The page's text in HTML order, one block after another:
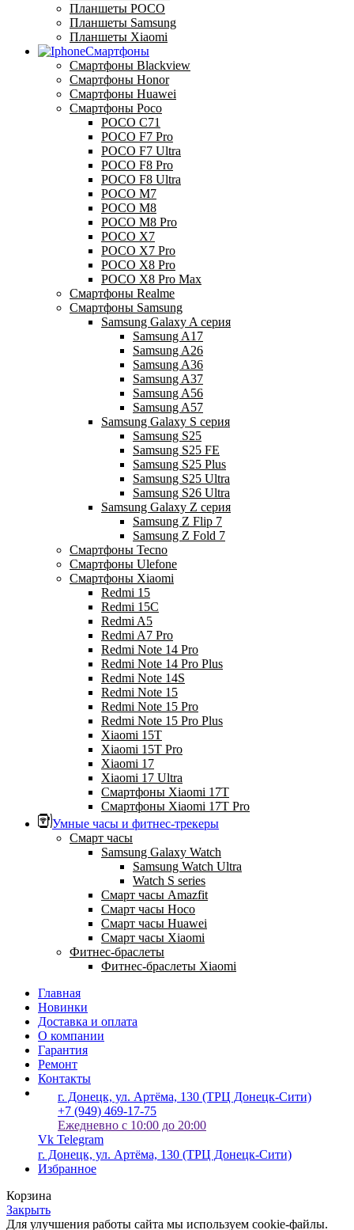
Планшеты POCO
Планшеты Samsung
Планшеты Xiaomi
Смартфоны
Смартфоны Blackview
Смартфоны Honor
Смартфоны Huawei
Смартфоны Poco
POCO C71
POCO F7 Pro
POCO F7 Ultra
POCO F8 Pro
POCO F8 Ultra
POCO M7
POCO M8
POCO M8 Pro
POCO X7
POCO X7 Pro
POCO X8 Pro
POCO X8 Pro Max
Смартфоны Realme
Смартфоны Samsung
Samsung Galaxy A серия
Samsung A17
Samsung A26
Samsung A36
Samsung A37
Samsung A56
Samsung A57
Samsung Galaxy S серия
Samsung S25
Samsung S25 FE
Samsung S25 Plus
Samsung S25 Ultra
Samsung S26 Ultra
Samsung Galaxy Z серия
Samsung Z Flip 7
Samsung Z Fold 7
Смартфоны Tecno
Смартфоны Ulefone
Смартфоны Xiaomi
Redmi 15
Redmi 15C
Redmi A5
Redmi A7 Pro
Redmi Note 14 Pro
Redmi Note 14 Pro Plus
Redmi Note 14S
Redmi Note 15
Redmi Note 15 Pro
Redmi Note 15 Pro Plus
Xiaomi 15T
Xiaomi 15T Pro
Xiaomi 17
Xiaomi 17 Ultra
Смартфоны Xiaomi 17Т
Смартфоны Xiaomi 17Т Pro
Умные часы и фитнес-трекеры
Смарт часы
Samsung Galaxy Watch
Samsung Watch Ultra
Watch S series
Смарт часы Amazfit
Смарт часы Hoco
Смарт часы Huawei
Смарт часы Xiaomi
Фитнес-браслеты
Фитнес-браслеты Xiaomi
Главная
Новинки
Доставка и оплата
О компании
Гарантия
Ремонт
Контакты
г. Донецк, ул. Артёма, 130 (ТРЦ Донецк-Сити)
+7 (949) 469-17-75
Ежедневно с 10:00 до 20:00
Vk Telegram
г. Донецк, ул. Артёма, 130 (ТРЦ Донецк-Сити)
Избранное
Корзина
Закрыть
Для улучшения работы сайта мы используем cookie-файлы.